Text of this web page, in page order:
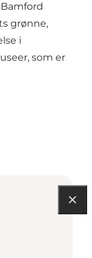
grønne,
i
som er